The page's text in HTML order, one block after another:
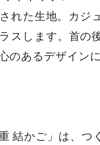
れた生地。カジ
スします。首の
のあるデザイン
重 結かご」は、